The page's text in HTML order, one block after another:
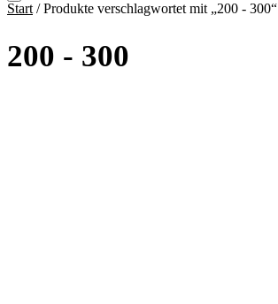
Start / Produkte verschlagwortet mit „200 - 300“
200 - 300